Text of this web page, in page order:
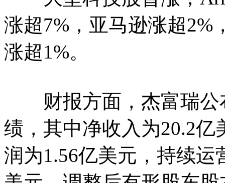
涨超7%，亚马逊涨超2%
涨超1%。
财报方面，杰富瑞公
绩，其中净收入为20.2
润为1.56亿美元，持续运